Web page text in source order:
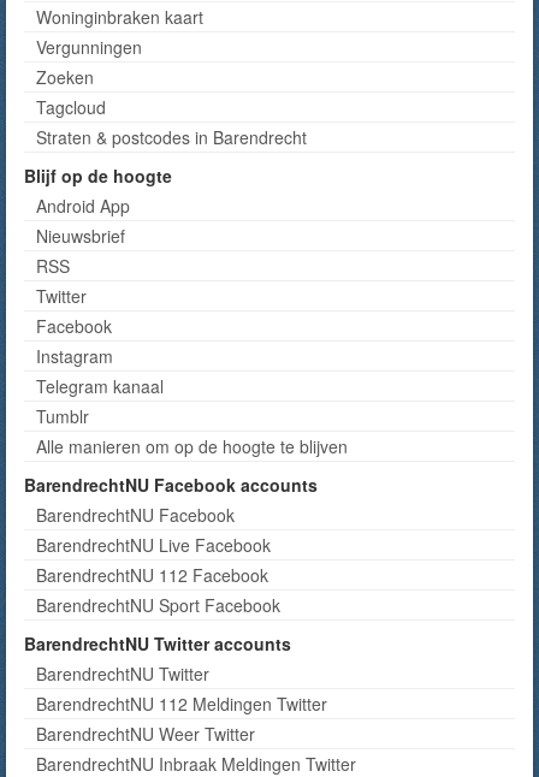
Woninginbraken kaart
Vergunningen
Zoeken
Tagcloud
Straten & postcodes in Barendrecht
Blijf op de hoogte
Android App
Nieuwsbrief
RSS
Twitter
Facebook
Instagram
Telegram kanaal
Tumblr
Alle manieren om op de hoogte te blijven
BarendrechtNU Facebook accounts
BarendrechtNU Facebook
BarendrechtNU Live Facebook
BarendrechtNU 112 Facebook
BarendrechtNU Sport Facebook
BarendrechtNU Twitter accounts
BarendrechtNU Twitter
BarendrechtNU 112 Meldingen Twitter
BarendrechtNU Weer Twitter
BarendrechtNU Inbraak Meldingen Twitter